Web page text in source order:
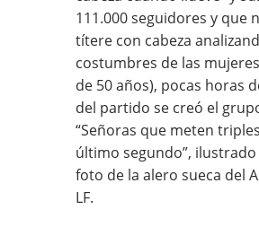
111.000 seguidores y que
títere con cabeza
costumbres de las
de 50 años), pocas horas
del partido se creó el
“Señoras que meten
último segundo”,
foto de la alero sueca del
LF.